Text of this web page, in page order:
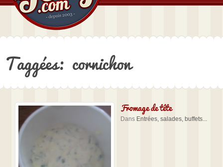
Taggées: cornichon
Fromage de tête
Dans Entrées, salades, buffets...